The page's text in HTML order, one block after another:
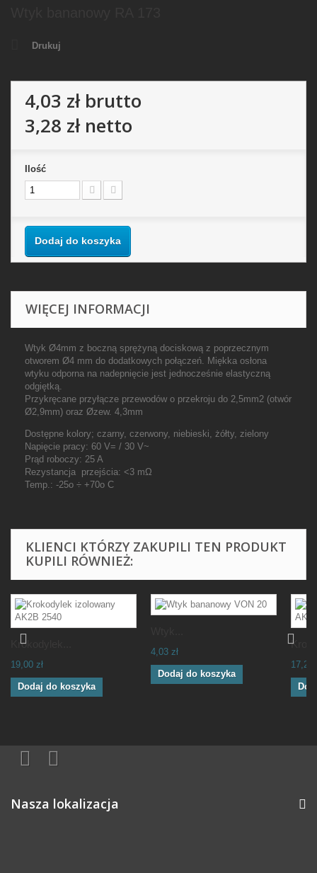
Drukuj
4,03 złbrutto
3,28 złnetto
Ilość
Dodaj do koszyka
WIĘCEJ INFORMACJI
Wtyk Ø4mm z boczną sprężyną dociskową z poprzecznym
otworem Ø4 mm do dodatkowych połączeń. Miękka osłona
wtyku odporna na nadepnięcie jest jednocześnie elastyczną
odgiętką.
Przykręcane przyłącze przewodów o przekroju do 2,5mm2 (otwór
Ø2,9mm) oraz Øzew. 4,3mm
Dostępne kolory; czarny, czerwony, niebieski, żółty, zielony
Napięcie pracy: 60 V= / 30 V~
Prąd roboczy: 25 A
Rezystancja przejścia: <3 mΩ
Temp.: -25o ÷ +70o C
KLIENCI KTÓRZY ZAKUPILI TEN PRODUKT
KUPILI RÓWNIEŻ:
Krokodylek...
19,00 zł
Dodaj do koszyka
4,03 zł
Dodaj do koszyka
17,22
Nasza lokalizacja